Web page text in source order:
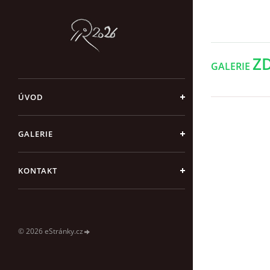
ÚVOD
GALERIE
KONTAKT
© 2026 eStránky.cz
GALERIE